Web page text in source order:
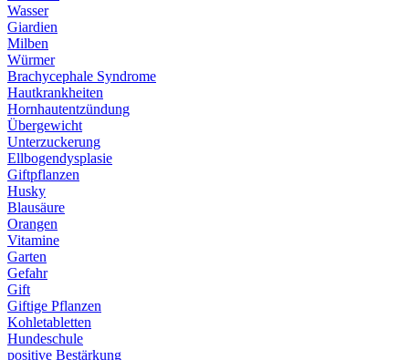
Wasser
Giardien
Milben
Würmer
Brachycephale Syndrome
Hautkrankheiten
Hornhautentzündung
Übergewicht
Unterzuckerung
Ellbogendysplasie
Giftpflanzen
Husky
Blausäure
Orangen
Vitamine
Garten
Gefahr
Gift
Giftige Pflanzen
Kohletabletten
Hundeschule
positive Bestärkung